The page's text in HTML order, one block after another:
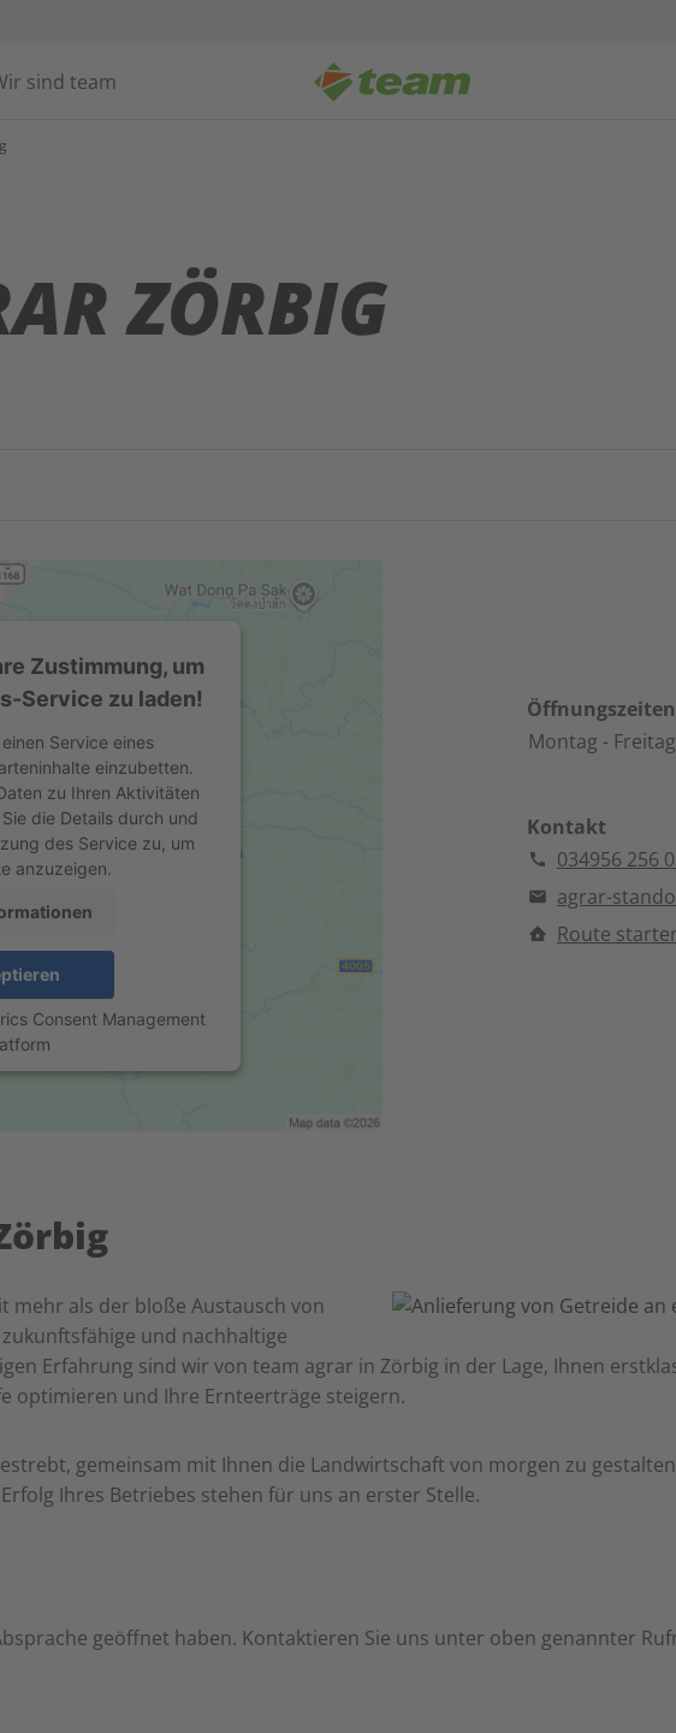
sind team
ZÖRBIG
Zustimmung, um
Service zu laden!
Service eines
einzubetten.
zu Ihren Aktivitäten
die Details durch und
des Service zu, um
anzuzeigen.
Consent Management
Öffnungszeiten
Montag - Freitag
Kontakt
034956 256
agrar-
Route
mehr als der bloße Austausch von
und nachhaltige
Erfahrung sind wir von team agrar in Zörbig in der Lage, Ihnen
optimieren und Ihre Ernteerträge steigern.
gemeinsam mit Ihnen die Landwirtschaft von morgen zu
Ihres Betriebes stehen für uns an erster Stelle.
geöffnet haben. Kontaktieren Sie uns unter oben genannter